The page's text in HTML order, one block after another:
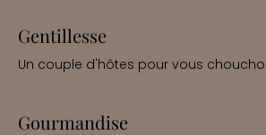
Gentillesse
Un couple d'hôtes pour vous
Gourmandise